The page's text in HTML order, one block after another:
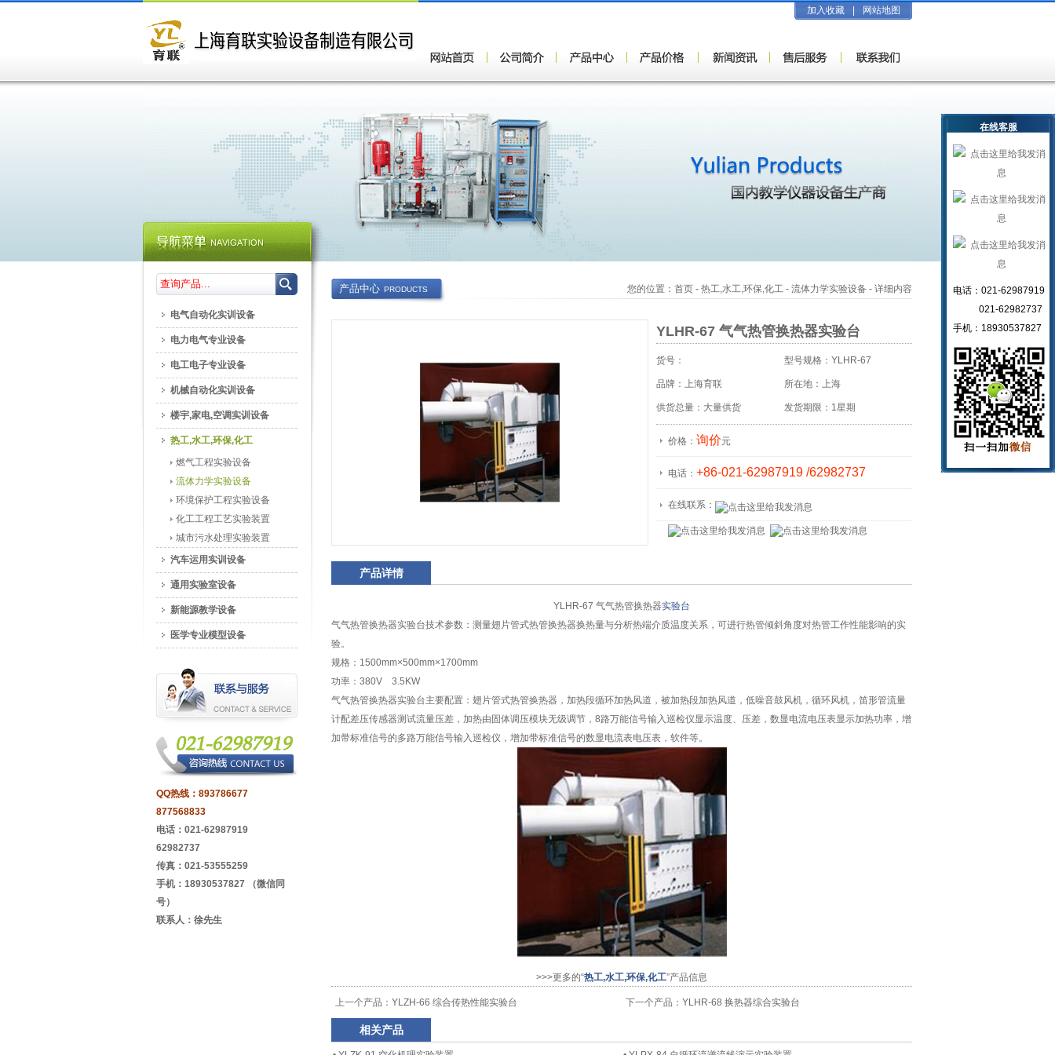
加入收藏 网站地图
产品中心 PRODUCTS 您的位置： 首页 - 热工,水工,环保,化工 - 流体力学实验设备 - 详细内容
YLHR-67 气气热管换热器实验台
货号： 型号规格：YLHR-67
品牌：上海育联 所在地：上海
供货总量：大量供货 发货期限：1星期
价格： 询价元
电话： +86-021-62987919 /62982737
在线联系：
产品详情
YLHR-67 气气热管换热器实验台
气气热管换热器实验台技术参数：测量翅片管式热管换热器换热量与分析热端介质温度关系，可进行热管倾斜角度对热管工作性能影响的实
验。
规格：1500mm×500mm×1700mm
功率：380V 3.5KW
气气热管换热器实验台主要配置：翅片管式热管换热器，加热段循环加热风道，被加热段加热风道，低噪音鼓风机，循环风机，笛形管流量
计配差压传感器测试流量压差，加热由固体调压模块无级调节，8路万能信号输入巡检仪显示温度、压差，数显电流电压表显示加热功率，增
加带标准信号的多路万能信号输入巡检仪，增加带标准信号的数显电流表电压表，软件等。
>>>更多的“热工,水工,环保,化工”产品信息
上一个产品： YLZH-66 综合传热性能实验台 下一个产品： YLHR-68 换热器综合实验台
相关产品
电气自动化实训设备
电力电气专业设备
电工电子专业设备
机械自动化实训设备
楼宇,家电,空调实训设备
热工,水工,环保,化工
燃气工程实验设备
流体力学实验设备
环境保护工程实验设备
化工工程工艺实验装置
城市污水处理实验装置
汽车运用实训设备
通用实验室设备
新能源教学设备
医学专业模型设备
QQ热线： 893786677
877568833
电话：021-62987919
62982737
传真：021-53555259
手机：18930537827 （微信同
号）
联系人：徐先生
在线客服
电话：021-62987919
021-62982737
手机：18930537827